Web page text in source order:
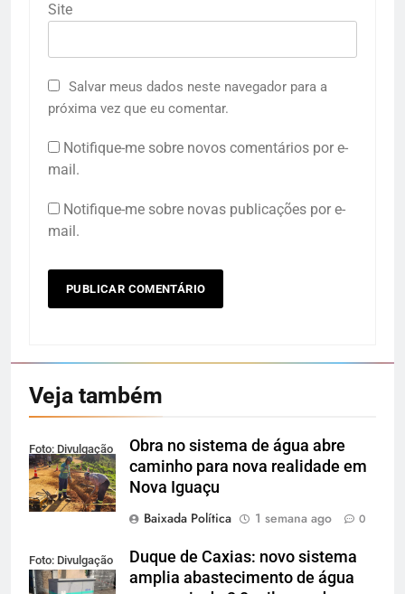
Site
Salvar meus dados neste navegador para a
próxima vez que eu comentar.
Notifique-me sobre novos comentários por e-
mail.
Notifique-me sobre novas publicações por e-
mail.
Veja também
Foto: Divulgação
Obra no sistema de água abre
caminho para nova realidade em
Nova Iguaçu
Baixada Política
1 semana ago 0
Foto: Divulgação
Duque de Caxias: novo sistema
amplia abastecimento de água